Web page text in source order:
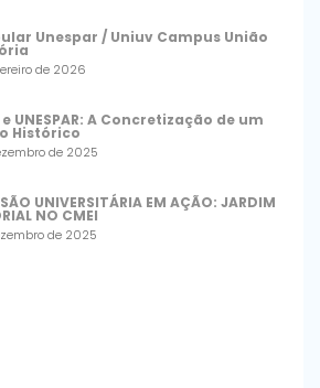
Unespar / Uniuv Campus União
de 2026
e UNESPAR: A Concretização de um
Histórico
de 2025
UNIVERSITÁRIA EM AÇÃO: JARDIM
NO CMEI
de 2025